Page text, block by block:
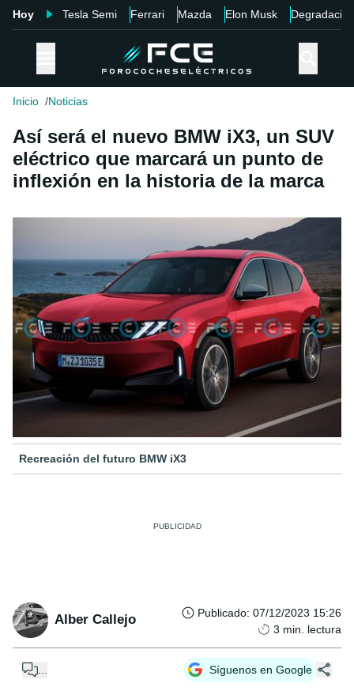
Hoy Tesla Semi Ferrari Mazda Elon Musk Degradación
Inicio Noticias
Así será el nuevo BMW iX3, un SUV
eléctrico que marcará un punto de
inflexión en la historia de la marca
Recreación del futuro BMW iX3
Alber Callejo Publicado: 07/12/2023 15:26
3 min. lectura
Síguenos en Google